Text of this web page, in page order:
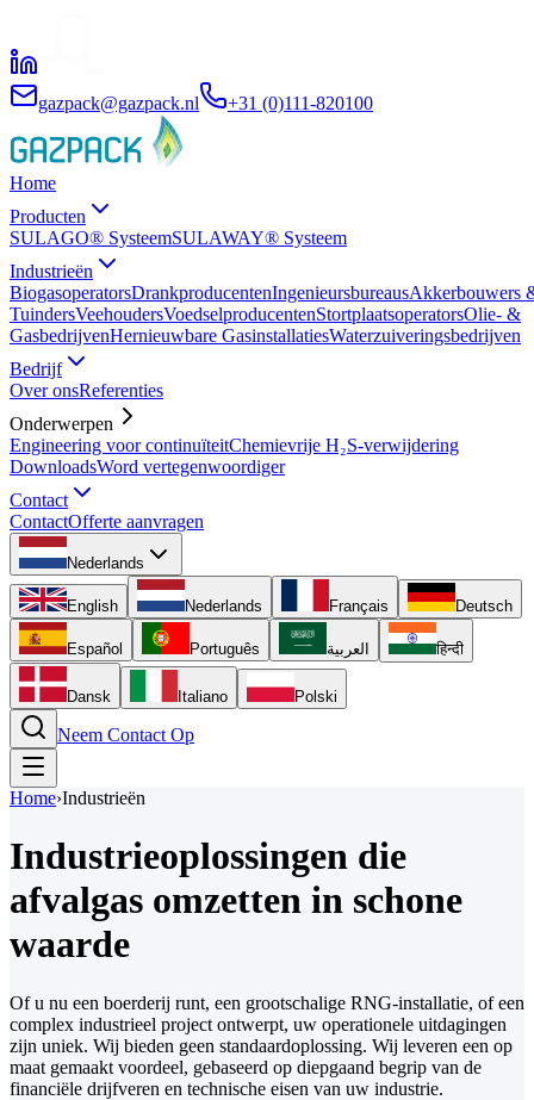
gazpack@gazpack.nl +31 (0)111-820100
Home
Producten
SULAGO® SysteemSULAWAY® Systeem
Industrieën
BiogasoperatorsDrankproducentenIngenieursbureausAkkerbouwers
TuindersVeehoudersVoedselproducentenStortplaatsoperatorsOlie- &
GasbedrijvenHernieuwbare GasinstallatiesWaterzuiveringsbedrijven
Bedrijf
Over onsReferenties
Onderwerpen
Engineering voor continuïteitChemievrije H₂S-verwijdering
DownloadsWord vertegenwoordiger
Contact
ContactOfferte aanvragen
Nederlands
English Nederlands Français Deutsch
Español Português العربية हिन्दी
Dansk Italiano Polski
Neem Contact Op
Home›Industrieën
Industrieoplossingen die
afvalgas omzetten in schone
waarde
Of u nu een boerderij runt, een grootschalige RNG-installatie, of een
complex industrieel project ontwerpt, uw operationele uitdagingen
zijn uniek. Wij bieden geen standaardoplossing. Wij leveren een op
maat gemaakt voordeel, gebaseerd op diepgaand begrip van de
financiële drijfveren en technische eisen van uw industrie.